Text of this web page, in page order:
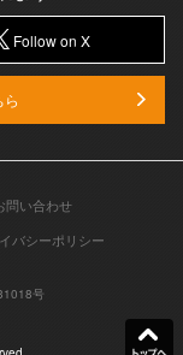
Follow on X
問い合わせ
バシーポリシー
号